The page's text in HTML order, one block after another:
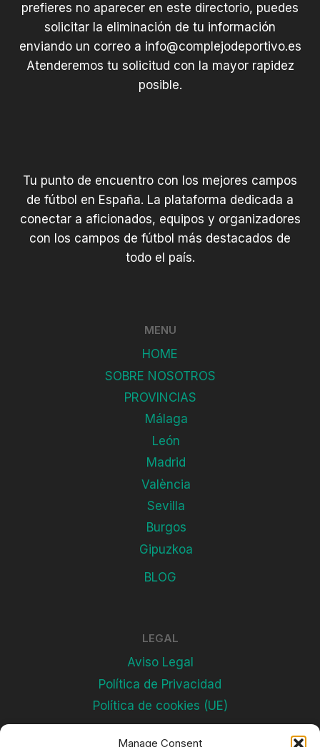
Manage Consent
prefieres no aparecer en este directorio, puedes
solicitar la eliminación de tu información
enviando un correo a info@complejodeportivo.es
Atenderemos tu solicitud con la mayor rapidez
posible.
Tu punto de encuentro con los mejores campos
de fútbol en España. La plataforma dedicada a
conectar a aficionados, equipos y organizadores
con los campos de fútbol más destacados de
todo el país.
MENU
HOME
SOBRE NOSOTROS
PROVINCIAS
Málaga
León
Madrid
València
Sevilla
Burgos
Gipuzkoa
BLOG
LEGAL
Aviso Legal
Política de Privacidad
Política de cookies (UE)